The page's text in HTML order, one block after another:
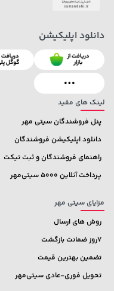
لینک های مفید
پنل فروشندگان سیتی مهر
دانلود اپلیکیشن فروشندگان
راهنمای فروشندگان و ثبت تیکت
پرداخت آنلاین 5000 سیتی‌مهر
مزایای سیتی مهر
روش های ارسال
7روز ضمانت بازگشت
تضمین بهترین قیمت
تحویل فوری-عادی سیتی‌مهر
دانلود اپلیکیشن